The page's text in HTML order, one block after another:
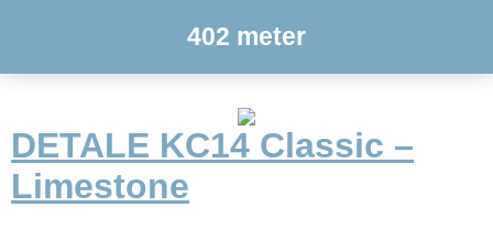
402 meter
DETALE KC14 Classic –
Limestone